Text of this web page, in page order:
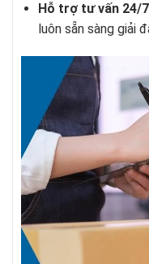
Hỗ trợ tư vấn 24/7
luôn sẵn sàng giải